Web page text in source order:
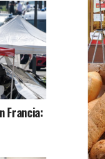
Francia: